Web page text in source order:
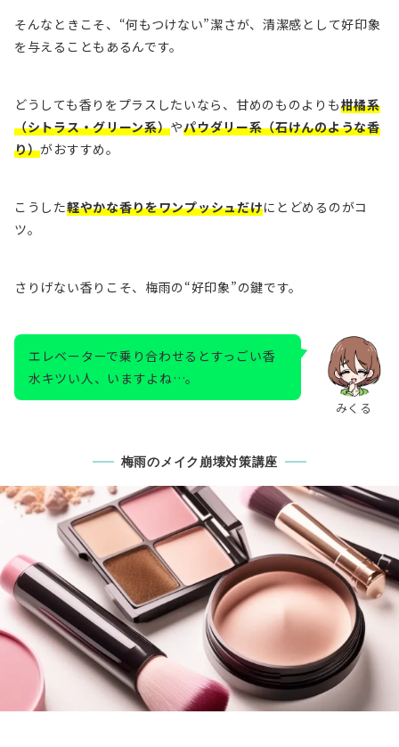
そんなときこそ、“何もつけない”潔さが、清潔感として好印象
を与えることもあるんです。
どうしても香りをプラスしたいなら、甘めのものよりも柑橘系
（シトラス・グリーン系）やパウダリー系（石けんのような香
り）がおすすめ。
こうした軽やかな香りをワンプッシュだけにとどめるのがコ
ツ。
さりげない香りこそ、梅雨の“好印象”の鍵です。
みくる
エレベーターで乗り合わせるとすっごい香
水キツい人、いますよね…。
梅雨のメイク崩壊対策講座